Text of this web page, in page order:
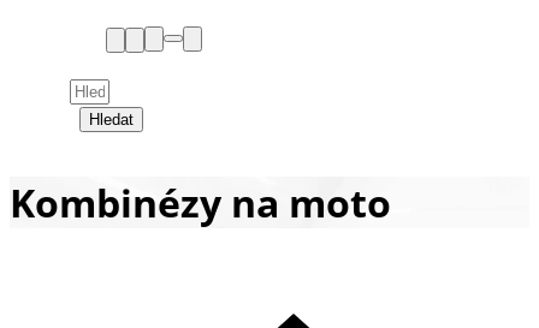
Hledat
Kombinézy na moto